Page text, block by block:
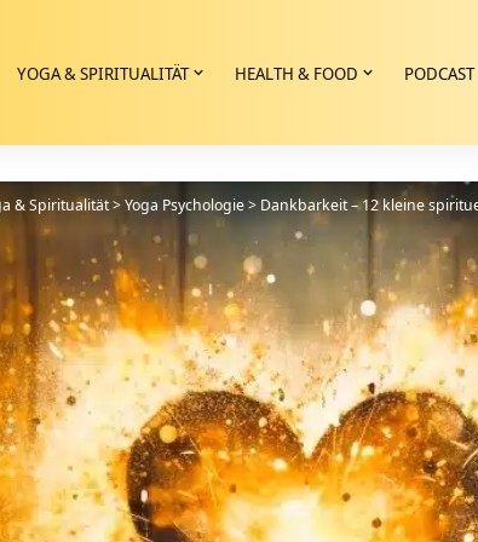
YOGA & SPIRITUALITÄT HEALTH & FOOD PODCAST
& Spiritualität>Yoga Psychologie> Dankbarkeit – 12 kleine